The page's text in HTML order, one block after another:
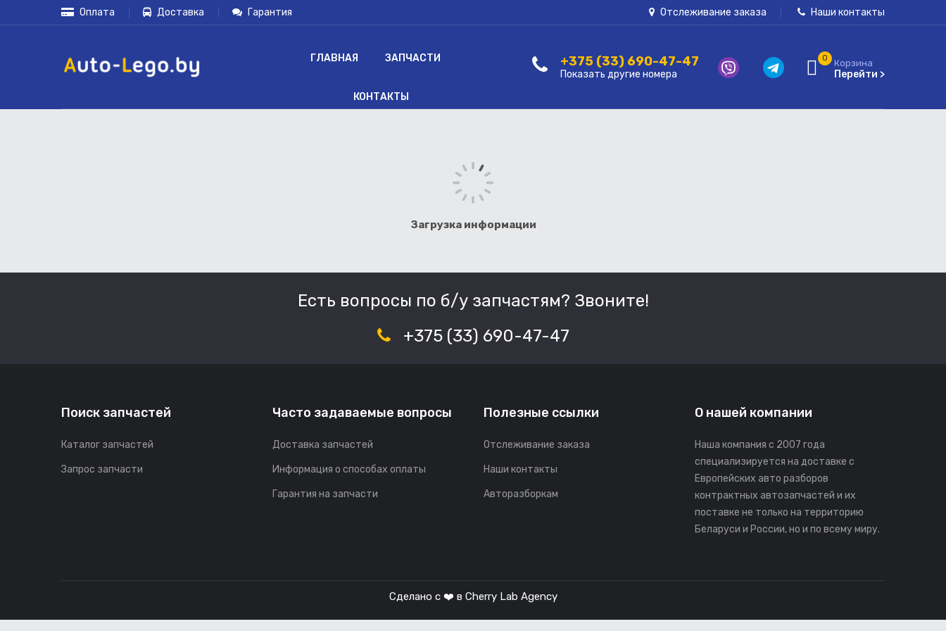
Оплата Доставка Гарантия Отслеживание заказа Наши контакты
ГЛАВНАЯ ЗАПЧАСТИ
КОНТАКТЫ
+375 (33) 690-47-47
Показать другие номера
0 Корзина
Перейти >
Загрузка информации
Есть вопросы по б/у запчастям? Звоните!
+375 (33) 690-47-47
Поиск запчастей
Каталог запчастей
Запрос запчасти
Часто задаваемые вопросы
Доставка запчастей
Информация о способах оплаты
Гарантия на запчасти
Полезные ссылки
Отслеживание заказа
Наши контакты
Авторазборкам
О нашей компании
Наша компания с 2007 года
специализируется на доставке с
Европейских авто разборов
контрактных автозапчастей и их
поставке не только на территорию
Беларуси и России, но и по всему миру.
Сделано с ❤️ в Cherry Lab Agency